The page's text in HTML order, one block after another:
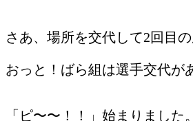
さあ、場所を交代して2回目の
おっと！ばら組は選手交代が
「ピ〜〜！！」始まりました。